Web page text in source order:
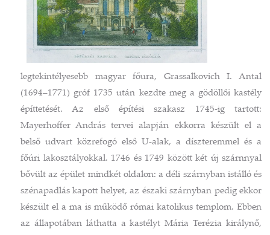
legtekintélyesebb magyar főura, Grassalkovich I. Antal
(1694–1771) gróf 1735 után kezdte meg a gödöllői kastély
építtetését. Az első építési szakasz 1745-ig tartott:
Mayerhoffer András tervei alapján ekkorra készült el a
belső udvart közrefogó első U-alak, a díszteremmel és a
főúri lakosztályokkal. 1746 és 1749 között két új szárnnyal
bővült az épület mindkét oldalon: a déli szárnyban istálló és
szénapadlás kapott helyet, az északi szárnyban pedig ekkor
készült el a ma is működő római katolikus templom. Ebben
az állapotában láthatta a kastélyt Mária Terézia királynő,